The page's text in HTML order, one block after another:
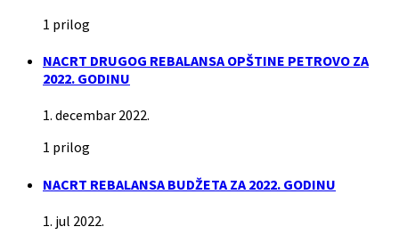
1 prilog
NACRT DRUGOG REBALANSA OPŠTINE PETROVO ZA
2022. GODINU
1. decembar 2022.
1 prilog
NACRT REBALANSA BUDŽETA ZA 2022. GODINU
1. jul 2022.